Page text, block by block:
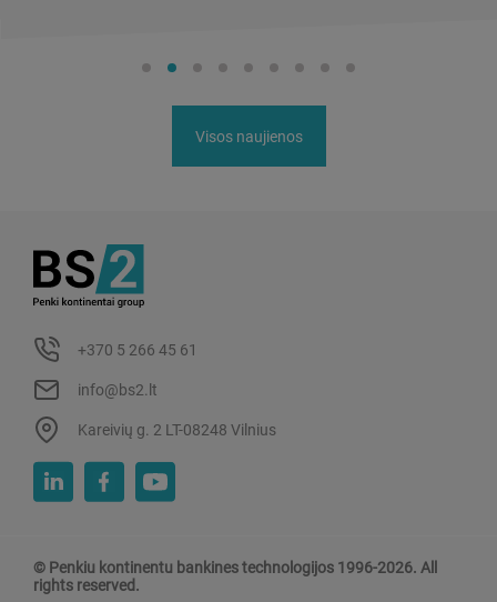
Visos naujienos
+370 5 266 45 61
info@bs2.lt
Kareivių g. 2 LT-08248 Vilnius
© Penkiu kontinentu bankines technologijos 1996-2026. All
rights reserved.